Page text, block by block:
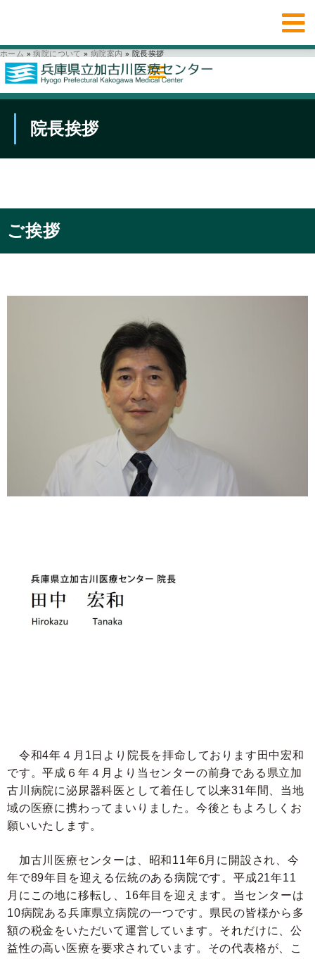
ホーム » 病院について » 病院案内 » 院長挨拶
院長挨拶
ご挨拶
令和4年４月1日より院長を拝命しております田中宏和
です。平成６年４月より当センターの前身である県立加
古川病院に泌尿器科医として着任して以来31年間、当地
域の医療に携わってまいりました。今後ともよろしくお
願いいたします。
加古川医療センターは、昭和11年6月に開設され、今
年で89年目を迎える伝統のある病院です。平成21年11
月にこの地に移転し、16年目を迎えます。当センターは
10病院ある兵庫県立病院の一つです。県民の皆様から多
額の税金をいただいて運営しています。それだけに、公
益性の高い医療を要求されています。その代表格が、こ